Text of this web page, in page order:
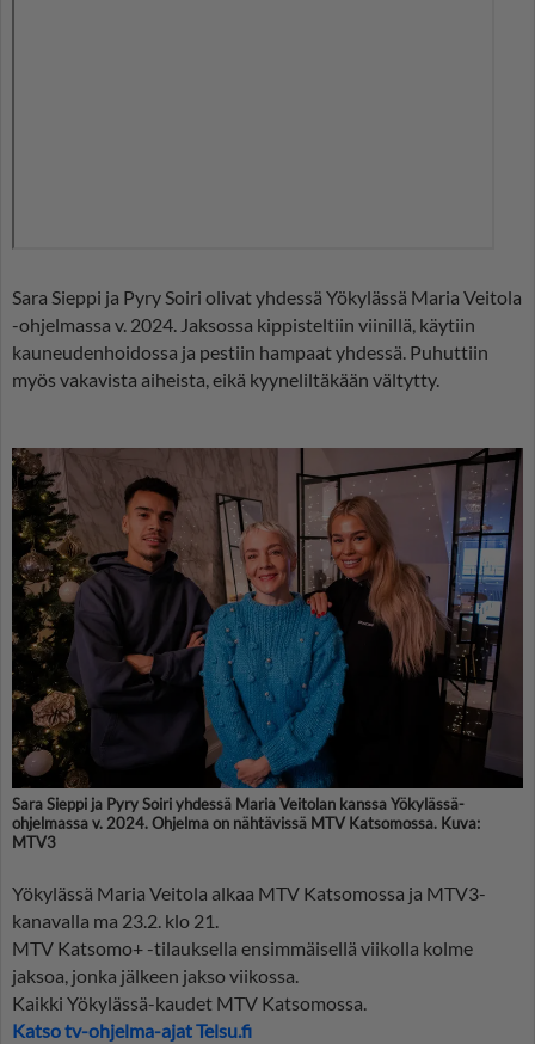
Sara Sieppi ja Pyry Soiri olivat yhdessä Yökylässä Maria Veitola
-ohjelmassa v. 2024. Jaksossa kippisteltiin viinillä, käytiin
kauneudenhoidossa ja pestiin hampaat yhdessä. Puhuttiin
myös vakavista aiheista, eikä kyyneliltäkään vältytty.
Sara Sieppi ja Pyry Soiri yhdessä Maria Veitolan kanssa Yökylässä-
ohjelmassa v. 2024. Ohjelma on nähtävissä MTV Katsomossa. Kuva:
MTV3
Yökylässä Maria Veitola alkaa MTV Katsomossa ja MTV3-
kanavalla ma 23.2. klo 21.
MTV Katsomo+ -tilauksella ensimmäisellä viikolla kolme
jaksoa, jonka jälkeen jakso viikossa.
Kaikki Yökylässä-kaudet MTV Katsomossa.
Katso tv-ohjelma-ajat Telsu.fi